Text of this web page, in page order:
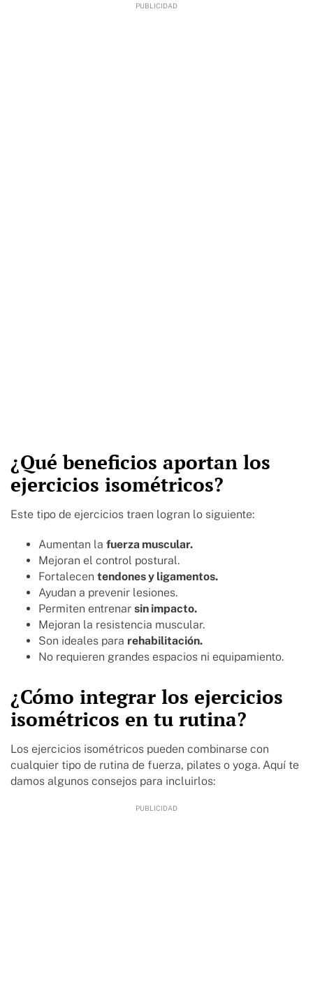
¿Qué beneficios aportan los
ejercicios isométricos?
Este tipo de ejercicios traen logran lo siguiente:
Aumentan la fuerza muscular.
Mejoran el control postural.
Fortalecen tendones y ligamentos.
Ayudan a prevenir lesiones.
Permiten entrenar sin impacto.
Mejoran la resistencia muscular.
Son ideales para rehabilitación.
No requieren grandes espacios ni equipamiento.
¿Cómo integrar los ejercicios
isométricos en tu rutina?
Los ejercicios isométricos pueden combinarse con
cualquier tipo de rutina de fuerza, pilates o yoga. Aquí te
damos algunos consejos para incluirlos: